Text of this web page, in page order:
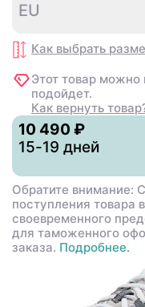
EU
Как выбрать
Этот товар можно
подойдет.
Как вернуть
10 490 ₽
15-19 дней
Обратите внимание:
поступления товара
своевременного
для таможенного
заказа. Подробнее.